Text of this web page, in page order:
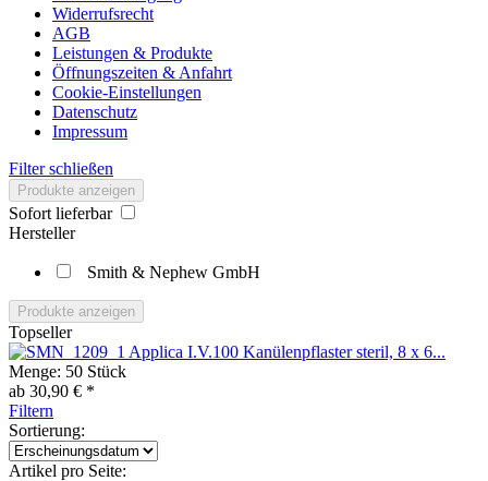
Widerrufsrecht
AGB
Leistungen & Produkte
Öffnungszeiten & Anfahrt
Cookie-Einstellungen
Datenschutz
Impressum
Filter schließen
Produkte anzeigen
Sofort lieferbar
Hersteller
Smith & Nephew GmbH
Produkte anzeigen
Topseller
Applica I.V.100 Kanülenpflaster steril, 8 x 6...
Menge: 50 Stück
ab 30,90 € *
Filtern
Sortierung:
Artikel pro Seite: